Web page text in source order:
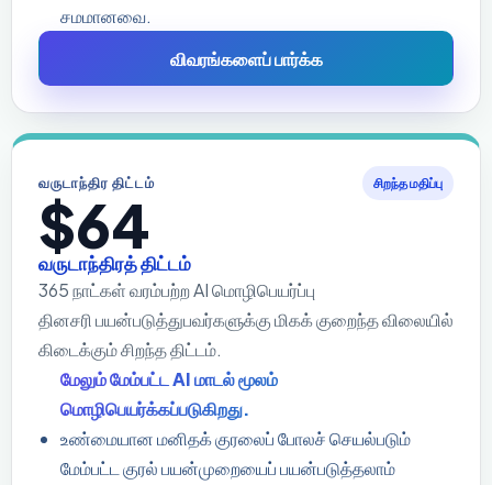
சமமானவை.
விவரங்களைப் பார்க்க
வருடாந்திர திட்டம் சிறந்த மதிப்பு
$64
வருடாந்திரத் திட்டம்
365 நாட்கள் வரம்பற்ற AI மொழிபெயர்ப்பு
தினசரி பயன்படுத்துபவர்களுக்கு மிகக் குறைந்த விலையில்
கிடைக்கும் சிறந்த திட்டம்.
மேலும் மேம்பட்ட AI மாடல் மூலம்
மொழிபெயர்க்கப்படுகிறது.
உண்மையான மனிதக் குரலைப் போலச் செயல்படும்
மேம்பட்ட குரல் பயன்முறையைப் பயன்படுத்தலாம்